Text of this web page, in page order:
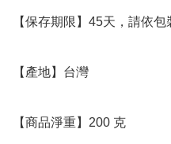
【保存期限】45天，請依
【產地】台灣
【商品淨重】200 克